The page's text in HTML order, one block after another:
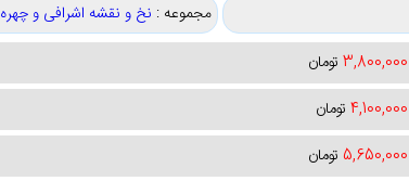
مجموعه : نخ و نقشه اشرافی و چهره
3,800,000 تومان
4,100,000 تومان
5,650,000 تومان